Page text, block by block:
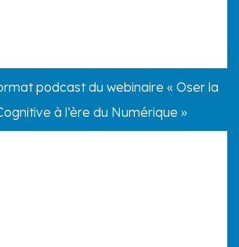
podcast du webinaire « Oser la
à l’ère du Numérique »